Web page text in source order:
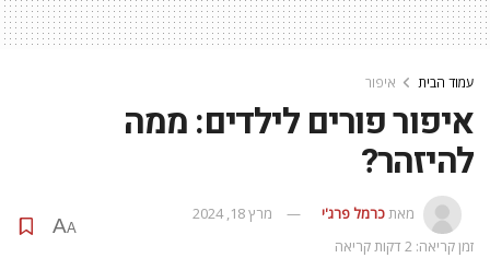
עמוד הבית איפור
איפור פורים לילדים: ממה
להיזהר?
מאתכרמל פרג'י
מרץ 18, 2024
זמן קריאה: 2 דקות קריאה
A
A